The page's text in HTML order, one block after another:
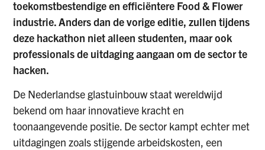
toekomstbestendige en efficiëntere Food & Flower
industrie. Anders dan de vorige editie, zullen tijdens
deze hackathon niet alleen studenten, maar ook
professionals de uitdaging aangaan om de sector te
hacken.
De Nederlandse glastuinbouw staat wereldwijd
bekend om haar innovatieve kracht en
toonaangevende positie. De sector kampt echter met
uitdagingen zoals stijgende arbeidskosten, een